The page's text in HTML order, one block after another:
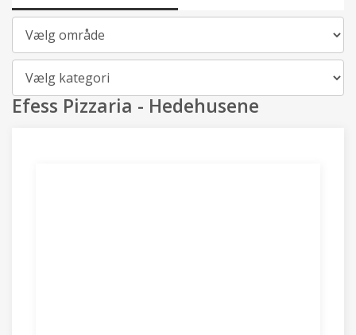
Efess Pizzaria - Hedehusene